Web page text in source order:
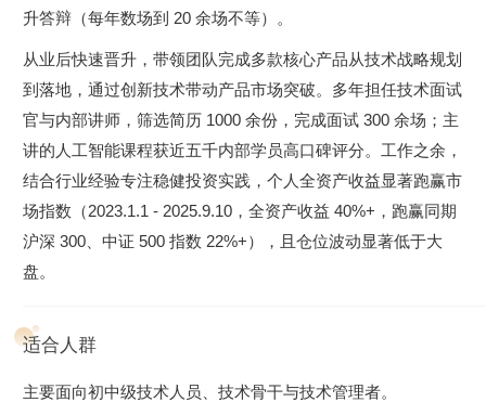
基于 IT 人收入曲线特点，设计“职业 + 投资”双通道财富体
系。教你用基本面投资构建低风险、可持续的财务韧性，支撑
你更自由、更长期地追求技术理想。
升答辩（每年数场到 20 余场不等）。
从业后快速晋升，带领团队完成多款核心产品从技术战略规划
到落地，通过创新技术带动产品市场突破。多年担任技术面试
官与内部讲师，筛选简历 1000 余份，完成面试 300 余场；主
讲的人工智能课程获近五千内部学员高口碑评分。工作之余，
结合行业经验专注稳健投资实践，个人全资产收益显著跑赢市
场指数（2023.1.1 - 2025.9.10，全资产收益 40%+，跑赢同期
沪深 300、中证 500 指数 22%+），且仓位波动显著低于大
盘。
适合人群
主要面向初中级技术人员、技术骨干与技术管理者。